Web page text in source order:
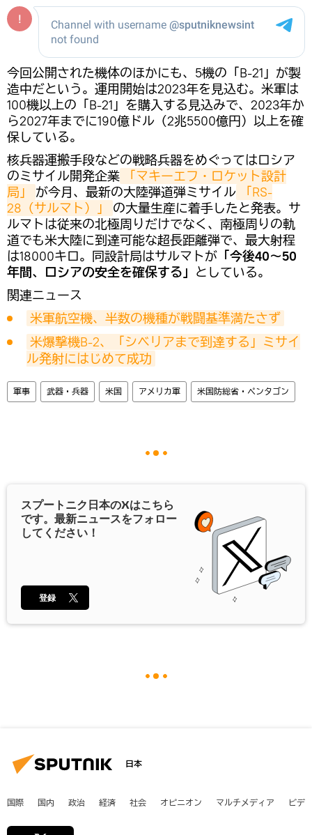
今回公開された機体のほかにも、5機の「B-21」が製
造中だという。運用開始は2023年を見込む。米軍は
100機以上の「B-21」を購入する見込みで、2023年か
ら2027年までに190億ドル（2兆5500億円）以上を確
保している。
核兵器運搬手段などの戦略兵器をめぐってはロシア
のミサイル開発企業
「マキーエフ・ロケット設計
局」
が今月、最新の大陸弾道弾ミサイル
「RS-
28（サルマト）」
の大量生産に着手したと発表。サ
ルマトは従来の北極周りだけでなく、南極周りの軌
道でも米大陸に到達可能な超長距離弾で、最大射程
は18000キロ。同設計局はサルマトが 「今後40～50
年間、ロシアの安全を確保する」 としている。
関連ニュース
米軍航空機、半数の機種が戦闘基準満たさず
米爆撃機B-2、「シベリアまで到達する」ミサイ
ル発射にはじめて成功
軍事 武器・兵器 米国 アメリカ軍 米国防総省・ペンタゴン
スプートニク日本のXはこちら
です。最新ニュースをフォロー
してください！
登録
日本
国際 国内 政治 経済 社会 オピニオン マルチメディア ビデ